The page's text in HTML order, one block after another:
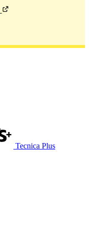
Tecnica Plus